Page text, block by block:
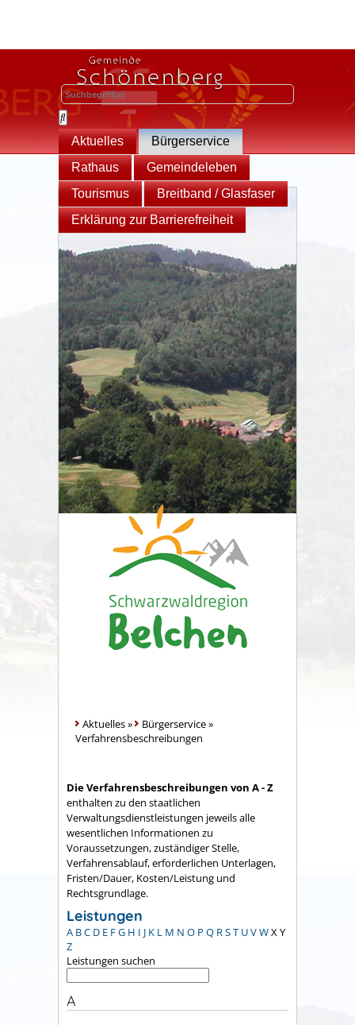
Aktuelles
Bürgerservice
Rathaus
Gemeindeleben
Tourismus
Breitband / Glasfaser
Erklärung zur Barrierefreiheit
Aktuelles» Bürgerservice»
Verfahrensbeschreibungen
Die Verfahrensbeschreibungen von A - Z
enthalten zu den staatlichen
Verwaltungsdienstleistungen jeweils alle
wesentlichen Informationen zu
Voraussetzungen, zuständiger Stelle,
Verfahrensablauf, erforderlichen Unterlagen,
Fristen/Dauer, Kosten/Leistung und
Rechtsgrundlage.
Leistungen
A BC D E FG H I J K L M N O P Q RST UVWXY
Z
Leistungen suchen
A